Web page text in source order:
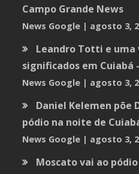
Campo Grande News
News Google agosto 3,
Leandro Totti e
significados em Cuiabá
News Google agosto 3,
Daniel Kelemen põe
pódio na noite de
News Google agosto 3,
Moscato vai ao